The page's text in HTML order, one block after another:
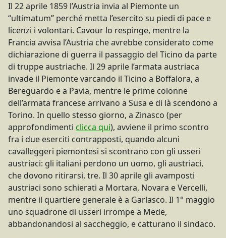
Il 22 aprile 1859 l’Austria invia al Piemonte un
“ultimatum” perché metta l’esercito su piedi di pace e
licenzi i volontari. Cavour lo respinge, mentre la
Francia avvisa l’Austria che avrebbe considerato come
dichiarazione di guerra il passaggio del Ticino da parte
di truppe austriache. Il 29 aprile l’armata austriaca
invade il Piemonte varcando il Ticino a Boffalora, a
Bereguardo e a Pavia, mentre le prime colonne
dell’armata francese arrivano a Susa e di là scendono a
Torino. In quello stesso giorno, a Zinasco (per
approfondimenti clicca qui), avviene il primo scontro
fra i due eserciti contrapposti, quando alcuni
cavalleggeri piemontesi si scontrano con gli usseri
austriaci: gli italiani perdono un uomo, gli austriaci,
che dovono ritirarsi, tre. Il 30 aprile gli avamposti
austriaci sono schierati a Mortara, Novara e Vercelli,
mentre il quartiere generale è a Garlasco. Il 1° maggio
uno squadrone di usseri irrompe a Mede,
abbandonandosi al saccheggio, e catturano il sindaco.